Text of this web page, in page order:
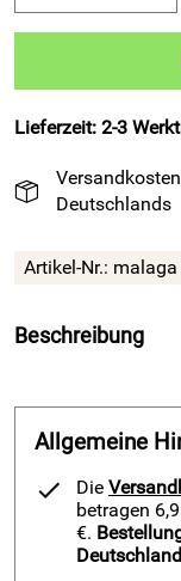
Lieferzeit: 2-3
Deutschlands
Artikel-Nr.: malaga
Beschreibung
liefert
Spüre bei diesem
des
hautfreundliches
Design in
Statement. Nutze
Allgemeine
Die
betragen
€.